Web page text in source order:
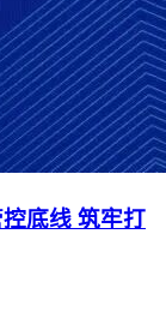
底线 筑牢打